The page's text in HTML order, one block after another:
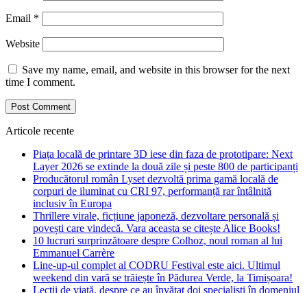
Email *
Website
Save my name, email, and website in this browser for the next
time I comment.
Articole recente
Piața locală de printare 3D iese din faza de prototipare: Next
Layer 2026 se extinde la două zile și peste 800 de participanți
Producătorul român Lyset dezvoltă prima gamă locală de
corpuri de iluminat cu CRI 97, performanță rar întâlnită
inclusiv în Europa
Thrillere virale, ficțiune japoneză, dezvoltare personală și
povești care vindecă. Vara aceasta se citește Alice Books!
10 lucruri surprinzătoare despre Colhoz, noul roman al lui
Emmanuel Carrère
Line-up-ul complet al CODRU Festival este aici. Ultimul
weekend din vară se trăiește în Pădurea Verde, la Timișoara!
Lecții de viață, despre ce au învățat doi specialiști în domeniul